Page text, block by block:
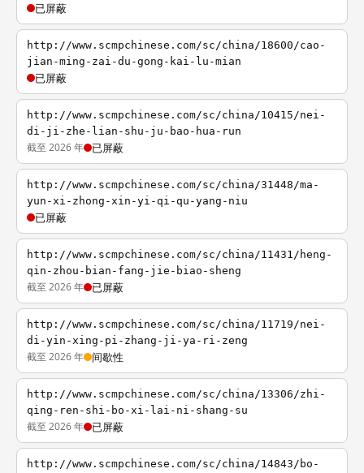
已屏蔽
http://www.scmpchinese.com/sc/china/18600/cao-
jian-ming-zai-du-gong-kai-lu-mian
已屏蔽
http://www.scmpchinese.com/sc/china/10415/nei-
di-ji-zhe-lian-shu-ju-bao-hua-run
截至 2026 年 已屏蔽
http://www.scmpchinese.com/sc/china/31448/ma-
yun-xi-zhong-xin-yi-qi-qu-yang-niu
已屏蔽
http://www.scmpchinese.com/sc/china/11431/heng-
qin-zhou-bian-fang-jie-biao-sheng
截至 2026 年 已屏蔽
http://www.scmpchinese.com/sc/china/11719/nei-
di-yin-xing-pi-zhang-ji-ya-ri-zeng
截至 2026 年 间歇性
http://www.scmpchinese.com/sc/china/13306/zhi-
qing-ren-shi-bo-xi-lai-ni-shang-su
截至 2026 年 已屏蔽
http://www.scmpchinese.com/sc/china/14843/bo-